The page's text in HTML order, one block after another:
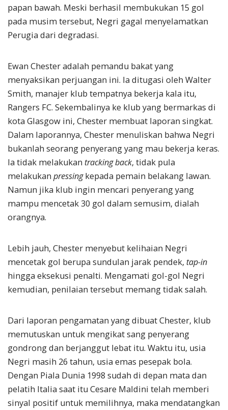
papan bawah. Meski berhasil membukukan 15 gol
pada musim tersebut, Negri gagal menyelamatkan
Perugia dari degradasi.
Ewan Chester adalah pemandu bakat yang
menyaksikan perjuangan ini. Ia ditugasi oleh Walter
Smith, manajer klub tempatnya bekerja kala itu,
Rangers FC. Sekembalinya ke klub yang bermarkas di
kota Glasgow ini, Chester membuat laporan singkat.
Dalam laporannya, Chester menuliskan bahwa Negri
bukanlah seorang penyerang yang mau bekerja keras.
Ia tidak melakukan tracking back, tidak pula
melakukan pressingkepada pemain belakang lawan.
Namun jika klub ingin mencari penyerang yang
mampu mencetak 30 gol dalam semusim, dialah
orangnya.
Lebih jauh, Chester menyebut kelihaian Negri
mencetak gol berupa sundulan jarak pendek, tap-in
hingga eksekusi penalti. Mengamati gol-gol Negri
kemudian, penilaian tersebut memang tidak salah.
Dari laporan pengamatan yang dibuat Chester, klub
memutuskan untuk mengikat sang penyerang
gondrong dan berjanggut lebat itu. Waktu itu, usia
Negri masih 26 tahun, usia emas pesepak bola.
Dengan Piala Dunia 1998 sudah di depan mata dan
pelatih Italia saat itu Cesare Maldini telah memberi
sinyal positif untuk memilihnya, maka mendatangkan